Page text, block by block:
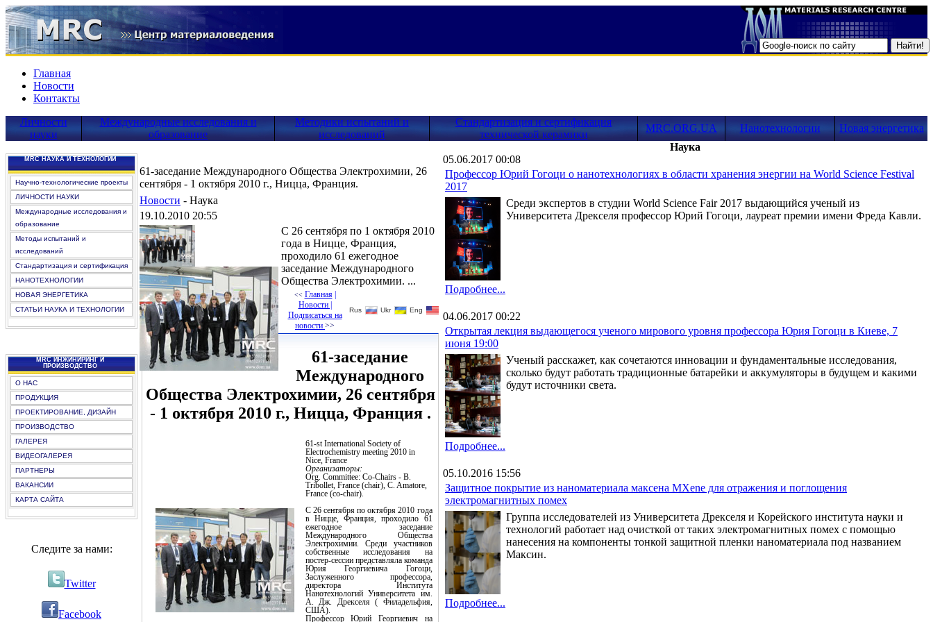
Главная
Новости
Контакты
Личности
науки
Международные исследования и
образование
Методики испытаний и
исследований
Стандартизация и сертификация
технической керамики
MRC.ORG.UA Нанотехнологии Новая энергетика
MRC НАУКА И ТЕХНОЛОГИИ
Научно-технологические проекты
ЛИЧНОСТИ НАУКИ
Международные исследования и
образование
Методы испытаний и
исследований
Стандартизация и сертификация
НАНОТЕХНОЛОГИИ
НОВАЯ ЭНЕРГЕТИКА
СТАТЬИ НАУКА И ТЕХНОЛОГИИ
MRC ИНЖИНИРИНГ И
ПРОИЗВОДСТВО
О НАС
ПРОДУКЦИЯ
ПРОЕКТИРОВАНИЕ, ДИЗАЙН
ПРОИЗВОДСТВО
ГАЛЕРЕЯ
ВИДЕОГАЛЕРЕЯ
ПАРТНЕРЫ
ВАКАНСИИ
КАРТА САЙТА
Следите за нами:
Twitter
Facebook
61-заседание Международного Общества Электрохимии, 26
сентября - 1 октября 2010 г., Ницца, Франция.
Новости - Наука
19.10.2010 20:55
С 26 сентября по 1 октября 2010
года в Ницце, Франция,
проходило 61 ежегодное
заседание Международного
Общества Электрохимии. ...
<< Главная
Новости |
Подписаться на
новости >>
Rus Ukr Eng
61-заседание
Международного
Общества Электрохимии, 26 сентября
- 1 октября 2010 г., Ницца, Франция .
61-st International Society of
Electrochemistry meeting 2010 in
Nice, France
Организаторы:
Org. Committee: Co-Chairs - B.
Tribollet, France (chair), C. Amatore,
France (co-chair).
С 26 сентября по октября 2010 года
в Ницце, Франция, проходило 61
ежегодное заседание
Международного Общества
Электрохимии. Среди участников
собственные исследования на
постер-сессии представляла команда
Юрия Георгиевича Гогоци,
Заслуженного профессора,
директора Института
Нанотехнологий Университета им.
А. Дж. Дрекселя ( Филадельфия,
США).
Профессор Юрий Георгиевич на
Наука
05.06.2017 00:08
Профессор Юрий Гогоци о нанотехнологиях в области хранения энергии на World Science Festival
2017
Среди экспертов в студии World Science Fair 2017 выдающийся ученый из
Университета Дрекселя профессор Юрий Гогоци, лауреат премии имени Фреда Кавли.
Подробнее...
04.06.2017 00:22
Открытая лекция выдающегося ученого мирового уровня профессора Юрия Гогоци в Киеве, 7
июня 19:00
Ученый расскажет, как сочетаются инновации и фундаментальные исследования,
сколько будут работать традиционные батарейки и аккумуляторы в будущем и какими
будут источники света.
Подробнее...
05.10.2016 15:56
Защитное покрытие из наноматериала максена MXene для отражения и поглощения
электромагнитных помех
Группа исследователей из Университета Дрекселя и Корейского института науки и
технологий работает над очисткой от таких электромагнитных помех с помощью
нанесения на компоненты тонкой защитной пленки наноматериала под названием
Максин.
Подробнее...